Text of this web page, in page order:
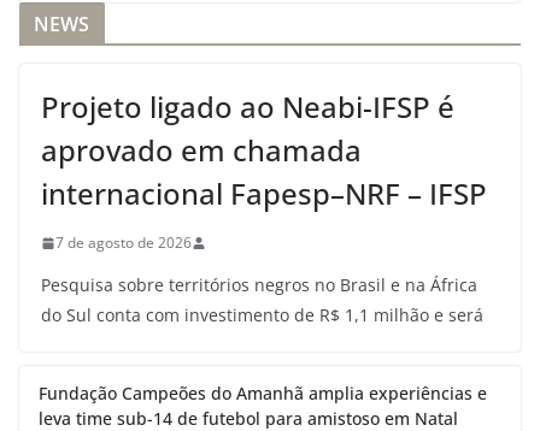
NEWS
Projeto ligado ao Neabi-IFSP é
aprovado em chamada
internacional Fapesp–NRF – IFSP
7 de agosto de 2026
Pesquisa sobre territórios negros no Brasil e na África
do Sul conta com investimento de R$ 1,1 milhão e será
Fundação Campeões do Amanhã amplia experiências e
leva time sub-14 de futebol para amistoso em Natal